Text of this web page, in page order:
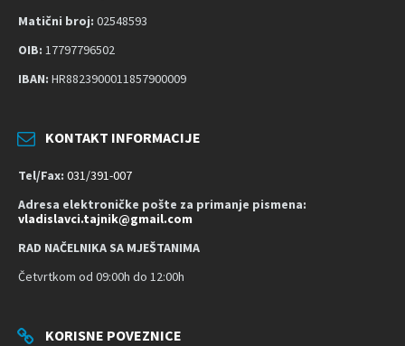
Matični broj: 02548593
OIB: 17797796502
IBAN: HR8823900011857900009
KONTAKT INFORMACIJE
Tel/Fax: 031/391-007
Adresa elektroničke pošte za primanje pismena:
vladislavci.tajnik@gmail.com
RAD NAČELNIKA SA MJEŠTANIMA
Četvrtkom od 09:00h do 12:00h
KORISNE POVEZNICE